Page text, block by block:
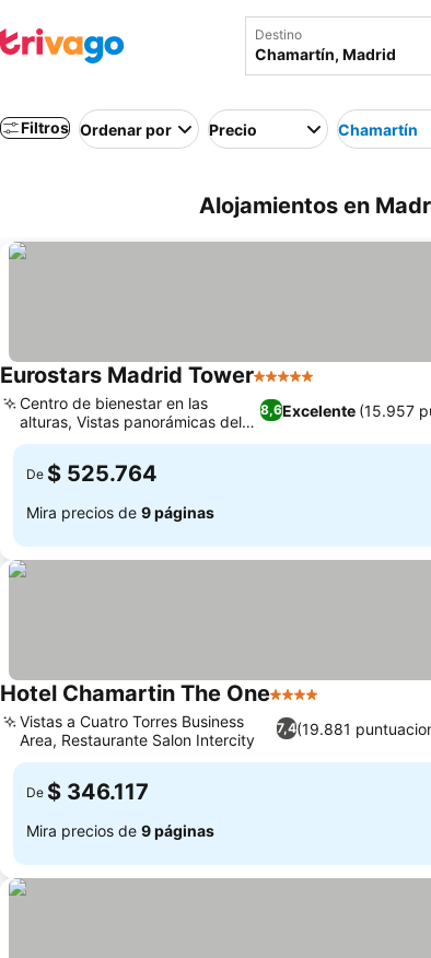
Destino
Filtros Ordenar por Precio Chamartín
Alojamientos en
Eurostars Madrid Tower5 Estrellas
8,6Excelente (15.957
Centro de bienestar en las
alturas, Vistas panorámicas del
horizonte
De $ 525.764
Mira precios de 9 páginas
Hotel Chamartin The One4 Estrellas
7,4(19.881
Vistas a Cuatro Torres Business
Area, Restaurante Salon Intercity
De $ 346.117
Mira precios de 9 páginas